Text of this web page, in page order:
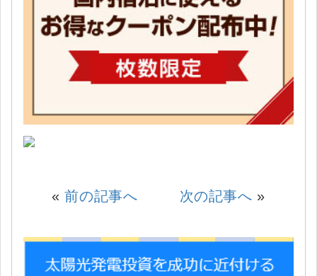
«前の記事へ 次の記事へ »